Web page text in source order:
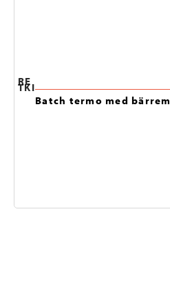
RE
TKI
Batch termo med bärrem